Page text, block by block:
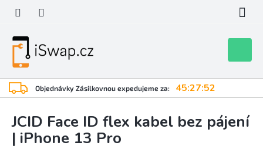
obsah
Objednávky Zásilkovnou expedujeme za: 45:27:52
košík
JCID Face ID flex kabel bez pájení
| iPhone 13 Pro